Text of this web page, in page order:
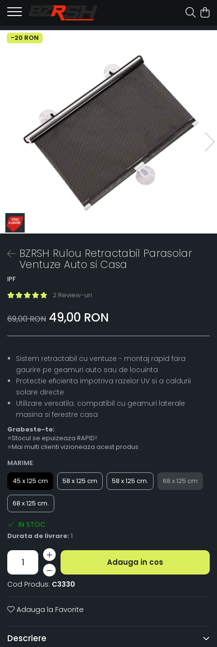
-20 RON
BZRSH Rulou Retractabil Parasolar
Ventuze Auto si Casa
IPF
2 Review-uri
69,00 RON 49,00 RON
Sistem retractabil cu ventuze - montaj rapid fara
gaurire pe geamuri auto sau de locuinta
Protectie eficienta impotriva razelor UV si a caldurii
solare directe
Utilizare versatila: compatibil cu geamuri laterale
masina si ferestre casa
Grabeste-te:
⭐Stocul se epuizeaza RAPID!
⭐Mai multi clienti vizioneaza acest produs
MARIME:
45 x 125 cm
58 x 125 cm 58 x 125 cm. 68 x 125 cm
68 x 125 cm.
IN STOC
Durata de livrare: 1
Adauga in cos
Cod Produs: C3330
Adauga la Favorite
Descriere